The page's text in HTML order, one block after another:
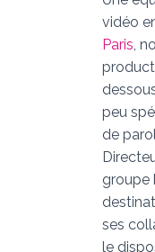
vidéo
Paris,
peu
de
groupe
ses
le